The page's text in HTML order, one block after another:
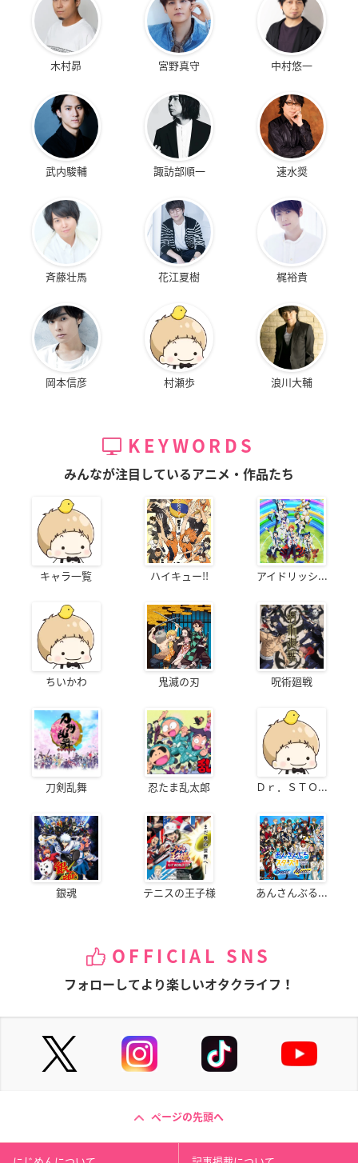
木村昴 宮野真守 中村悠一
武内駿輔 諏訪部順一 速水奨
斉藤壮馬 花江夏樹 梶裕貴
岡本信彦 村瀬歩 浪川大輔
KEYWORDS
みんなが注目しているアニメ・作品たち
キャラ一覧 ハイキュー!! アイドリッシ...
ちいかわ 鬼滅の刃 呪術廻戦
刀剣乱舞 忍たま乱太郎 Ｄｒ．ＳＴＯ...
銀魂 テニスの王子様 あんさんぶる...
OFFICIAL SNS
フォローしてより楽しいオタクライフ！
ページの先頭へ